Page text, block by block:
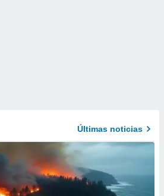
Últimas noticias